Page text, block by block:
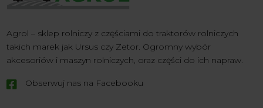
Agrol – sklep rolniczy z częściami do traktorów rolniczych
takich marek jak Ursus czy Zetor. Ogromny wybór
akcesoriów i maszyn rolniczych, oraz części do ich napraw.
 Obserwuj nas na Facebooku